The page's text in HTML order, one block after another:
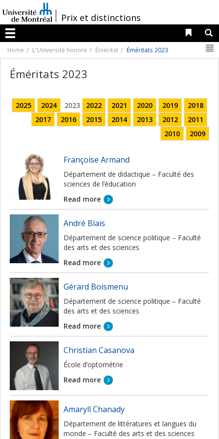
au
contenu
/Prix et distinctions
Menu
Liens
Home L'Université honore Éméritat Éméritats 2023
Éméritats 2023
2025 2024 2023 2022 2021 2020 2019
2018
2017
2016 2015 2014 2013 2012
2011
2010
2009
Françoise Armand
Département de didactique – Faculté des
sciences de l’éducation
Read more
André Blais
Département de science politique – Faculté
des arts et des sciences
Read more
Gérard Boismenu
Département de science politique – Faculté
des arts et des sciences
Read more
Christian Casanova
École d’optométrie
Read more
Amaryll Chanady
Département de littératures et langues du
monde – Faculté des arts et des sciences